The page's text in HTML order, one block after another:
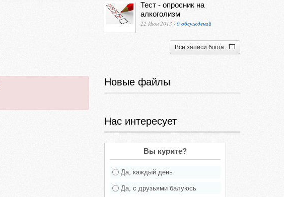
Тест - опросник на
алкоголизм
22 Июн 2013 · 0 обсуждений
Все записи блога
Новые файлы
Нас интересует
Вы курите?
Да, каждый день
Да, с друзьями балуюсь